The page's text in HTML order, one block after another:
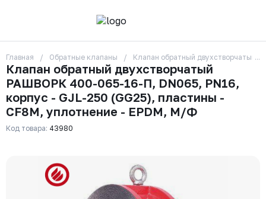
О компании
Контакты
Бренды
Отзывы
Сотрудники
Вакансии
Доставка
Гарантии
Новости
Реквизиты
Главная Обратные клапаны Клапан обратный двухстворчатый
Клапан обратный двухстворчатый
РАШВОРК 400-065-16-П, DN065, PN16,
корпус - GJL-250 (GG25), пластины -
CF8M, уплотнение - EPDM, М/Ф
Код товара: 43980